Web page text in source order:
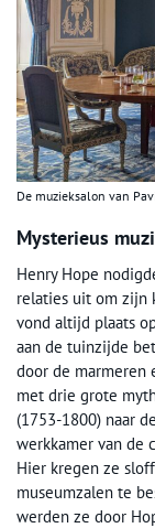
De muzieksalon van
Mysterieus
Henry Hope
relaties uit om zijn
vond altijd plaats
aan de tuinzijde
door de marmeren
met drie grote
(1753-1800) naar
werkkamer van de
Hier kregen ze
museumzalen te
werden ze door